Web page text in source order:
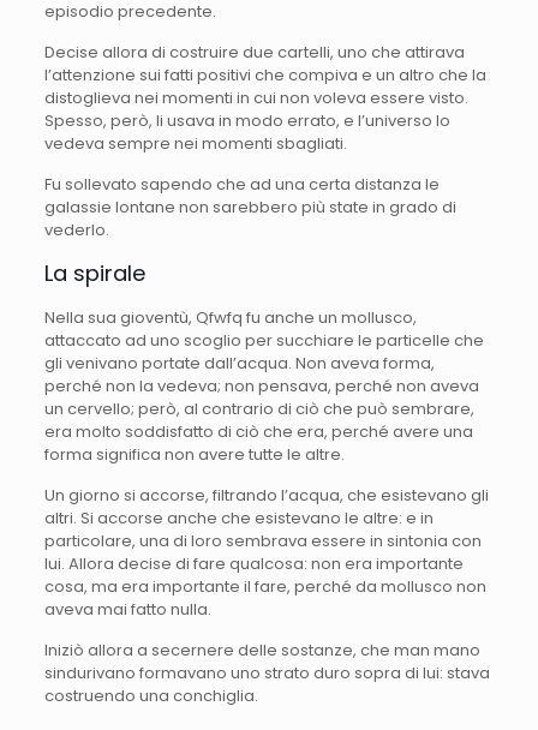
episodio precedente.
Decise allora di costruire due cartelli, uno che attirava
l’attenzione sui fatti positivi che compiva e un altro che la
distoglieva nei momenti in cui non voleva essere visto.
Spesso, però, li usava in modo errato, e l’universo lo
vedeva sempre nei momenti sbagliati.
Fu sollevato sapendo che ad una certa distanza le
galassie lontane non sarebbero più state in grado di
vederlo.
La spirale
Nella sua gioventù, Qfwfq fu anche un mollusco,
attaccato ad uno scoglio per succhiare le particelle che
gli venivano portate dall’acqua. Non aveva forma,
perché non la vedeva; non pensava, perché non aveva
un cervello; però, al contrario di ciò che può sembrare,
era molto soddisfatto di ciò che era, perché avere una
forma significa non avere tutte le altre.
Un giorno si accorse, filtrando l’acqua, che esistevano gli
altri. Si accorse anche che esistevano le altre: e in
particolare, una di loro sembrava essere in sintonia con
lui. Allora decise di fare qualcosa: non era importante
cosa, ma era importante il fare, perché da mollusco non
aveva mai fatto nulla.
Iniziò allora a secernere delle sostanze, che man mano
sindurivano formavano uno strato duro sopra di lui: stava
costruendo una conchiglia.